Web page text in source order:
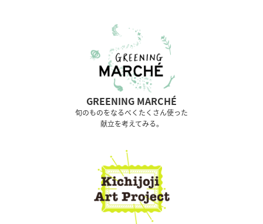
GREENING MARCHÉ
旬のものをなるべくたくさん使った
献立を考えてみる。